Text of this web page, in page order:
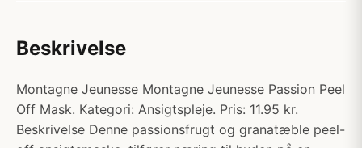
Beskrivelse
Montagne Jeunesse Montagne Jeunesse Passion Peel
Off Mask. Kategori: Ansigtspleje. Pris: 11.95 kr.
Beskrivelse Denne passionsfrugt og granatæble peel-